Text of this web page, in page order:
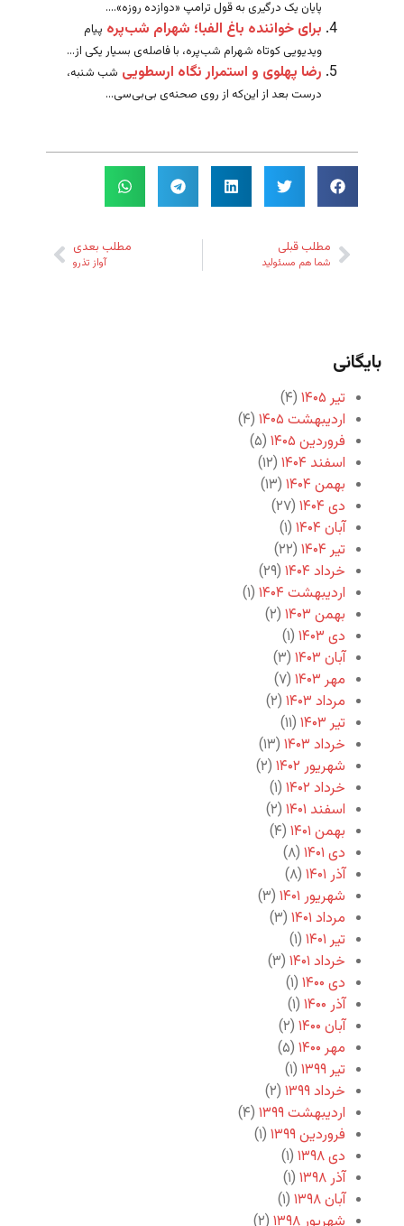
پایان یک درگیری به قول ترامپ «دوازده روزه»....
برای خواننده باغ الفبا؛ شهرام شب‌پره پیام
ویدیویی کوتاه شهرام شب‌پره، با فاصله‌ی بسیار یکی از...
رضا پهلوی و استمرار نگاه ارسطویی شب شنبه،
درست بعد از این‌که از روی صحنه‌ی بی‌بی‌سی...
مطلب قبلی
شما هم مسئولید
مطلب بعدی
آواز تذرو
بایگانی
تیر ۱۴۰۵
(۴)
اردیبهشت ۱۴۰۵
(۴)
فروردین ۱۴۰۵
(۵)
اسفند ۱۴۰۴
(۱۲)
بهمن ۱۴۰۴
(۱۳)
دی ۱۴۰۴
(۲۷)
آبان ۱۴۰۴
(۱)
تیر ۱۴۰۴
(۲۲)
خرداد ۱۴۰۴
(۲۹)
اردیبهشت ۱۴۰۴
(۱)
بهمن ۱۴۰۳
(۲)
دی ۱۴۰۳
(۱)
آبان ۱۴۰۳
(۳)
مهر ۱۴۰۳
(۷)
مرداد ۱۴۰۳
(۲)
تیر ۱۴۰۳
(۱۱)
خرداد ۱۴۰۳
(۱۳)
شهریور ۱۴۰۲
(۲)
خرداد ۱۴۰۲
(۱)
اسفند ۱۴۰۱
(۲)
بهمن ۱۴۰۱
(۴)
دی ۱۴۰۱
(۸)
آذر ۱۴۰۱
(۸)
شهریور ۱۴۰۱
(۳)
مرداد ۱۴۰۱
(۳)
تیر ۱۴۰۱
(۱)
خرداد ۱۴۰۱
(۳)
دی ۱۴۰۰
(۱)
آذر ۱۴۰۰
(۱)
آبان ۱۴۰۰
(۲)
مهر ۱۴۰۰
(۵)
تیر ۱۳۹۹
(۱)
خرداد ۱۳۹۹
(۲)
اردیبهشت ۱۳۹۹
(۴)
فروردین ۱۳۹۹
(۱)
دی ۱۳۹۸
(۱)
آذر ۱۳۹۸
(۱)
آبان ۱۳۹۸
(۱)